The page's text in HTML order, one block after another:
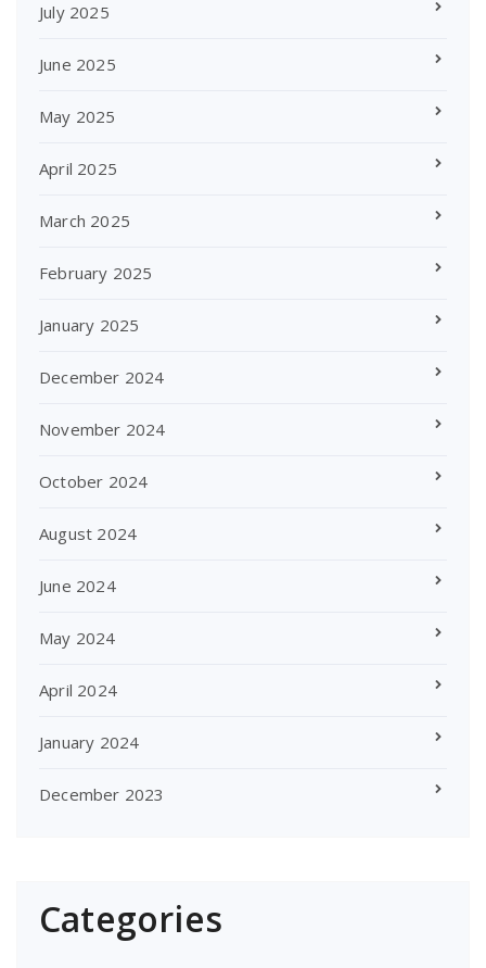
July 2025
June 2025
May 2025
April 2025
March 2025
February 2025
January 2025
December 2024
November 2024
October 2024
August 2024
June 2024
May 2024
April 2024
January 2024
December 2023
Categories